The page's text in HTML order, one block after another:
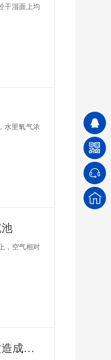
干湿面上均
水里氧气浓
，空气相对
鲁蒙水性高分子树脂涂料施工后的涂层能减少混凝土微细裂纹造成的渗漏腐蚀